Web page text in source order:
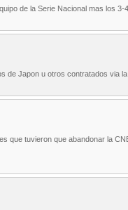
de la Serie Nacional mas los 3-
de Japon u otros contratados via la
que tuvieron que abandonar la